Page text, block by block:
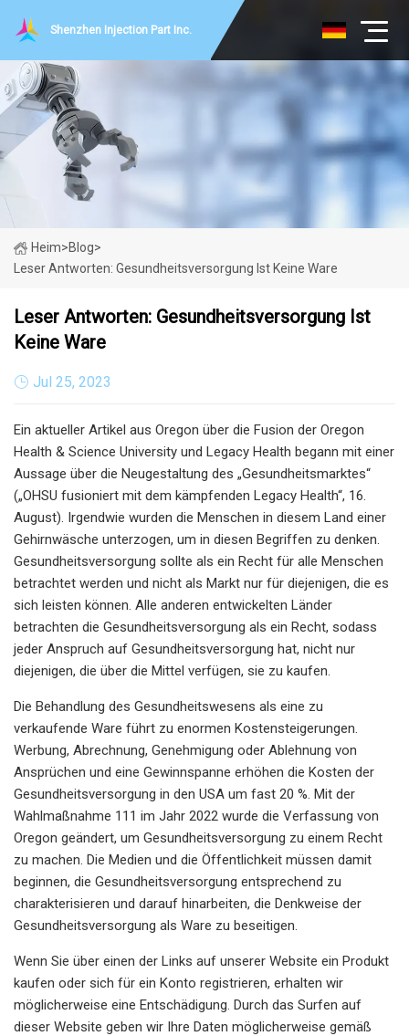
Shenzhen Injection Part Inc.
Heim>Blog>
Leser Antworten: Gesundheitsversorgung Ist Keine Ware
Leser Antworten: Gesundheitsversorgung Ist
Keine Ware
Jul 25, 2023
Ein aktueller Artikel aus Oregon über die Fusion der Oregon
Health & Science University und Legacy Health begann mit einer
Aussage über die Neugestaltung des „Gesundheitsmarktes“
(„OHSU fusioniert mit dem kämpfenden Legacy Health“, 16.
August). Irgendwie wurden die Menschen in diesem Land einer
Gehirnwäsche unterzogen, um in diesen Begriffen zu denken.
Gesundheitsversorgung sollte als ein Recht für alle Menschen
betrachtet werden und nicht als Markt nur für diejenigen, die es
sich leisten können. Alle anderen entwickelten Länder
betrachten die Gesundheitsversorgung als ein Recht, sodass
jeder Anspruch auf Gesundheitsversorgung hat, nicht nur
diejenigen, die über die Mittel verfügen, sie zu kaufen.
Die Behandlung des Gesundheitswesens als eine zu
verkaufende Ware führt zu enormen Kostensteigerungen.
Werbung, Abrechnung, Genehmigung oder Ablehnung von
Ansprüchen und eine Gewinnspanne erhöhen die Kosten der
Gesundheitsversorgung in den USA um fast 20 %. Mit der
Wahlmaßnahme 111 im Jahr 2022 wurde die Verfassung von
Oregon geändert, um Gesundheitsversorgung zu einem Recht
zu machen. Die Medien und die Öffentlichkeit müssen damit
beginnen, die Gesundheitsversorgung entsprechend zu
charakterisieren und darauf hinarbeiten, die Denkweise der
Gesundheitsversorgung als Ware zu beseitigen.
Wenn Sie über einen der Links auf unserer Website ein Produkt
kaufen oder sich für ein Konto registrieren, erhalten wir
möglicherweise eine Entschädigung. Durch das Surfen auf
dieser Website geben wir Ihre Daten möglicherweise gemäß